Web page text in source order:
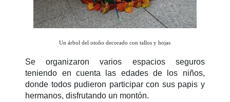
Un árbol del otoño decorado con tallos y hojas
Se organizaron varios espacios seguros
teniendo en cuenta las edades de los niños,
donde todos pudieron participar con sus papis y
hermanos, disfrutando un montón.